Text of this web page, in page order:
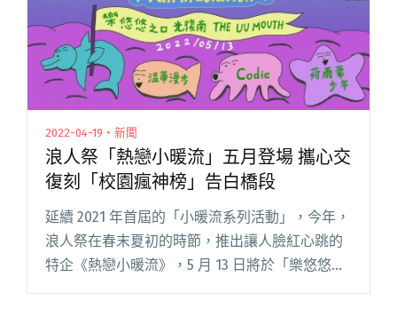
2022-04-19・新聞
浪人祭「熱戀小暖流」五月登場 攜心交
復刻「校園瘋神榜」告白橋段
延續 2021 年首屆的「小暖流系列活動」，今年，
浪人祭在春末夏初的時節，推出讓人臉紅心跳的
特企《熱戀小暖流》，5 月 13 日將於「樂悠悠之